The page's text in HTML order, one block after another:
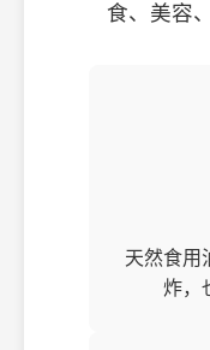
食、美容
天然食用
炸，